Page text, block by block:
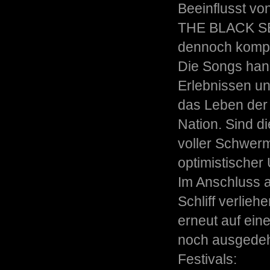
Beeinflusst
THE BLACK
dennoch
Die Songs
Erlebnissen
das Leben
Nation. Sind
voller
optimistischer
Im Anschluss
Schliff
erneut auf
noch
Festivals: